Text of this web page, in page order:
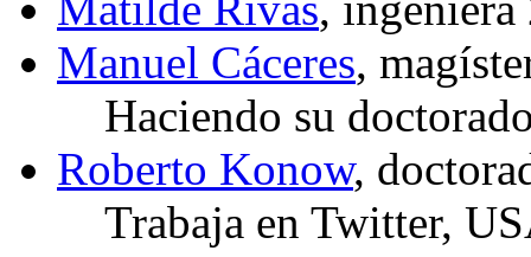
Manuel Cáceres,
Haciendo su
Roberto Konow,
Trabaja en Twitter,